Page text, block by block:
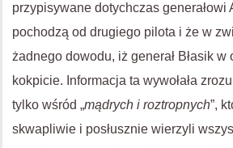
przypisywane dotychczas generałowi
pochodzą od drugiego pilota i że w
żadnego dowodu, iż generał Błasik
kokpicie. Informacja ta wywołała
tylko wśród „mądrych i roztropnych”,
skwapliwie i posłusznie wierzyli